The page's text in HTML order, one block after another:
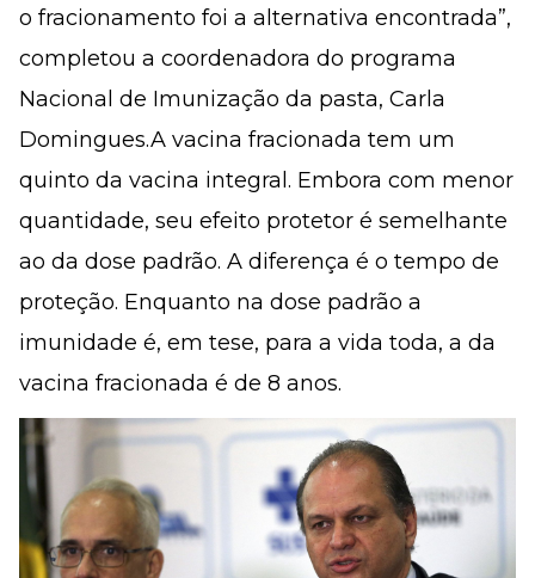
o fracionamento foi a alternativa encontrada”,
completou a coordenadora do programa
Nacional de Imunização da pasta, Carla
Domingues.A vacina fracionada tem um
quinto da vacina integral. Embora com menor
quantidade, seu efeito protetor é semelhante
ao da dose padrão. A diferença é o tempo de
proteção. Enquanto na dose padrão a
imunidade é, em tese, para a vida toda, a da
vacina fracionada é de 8 anos.